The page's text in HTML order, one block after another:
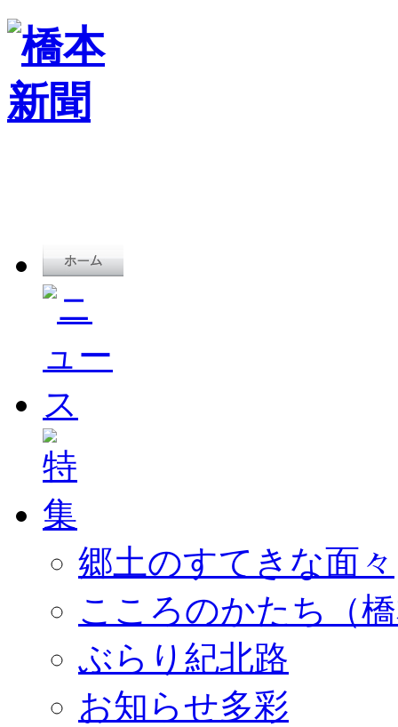
郷土のすてきな面々
こころのかたち（
ぶらり紀北路
お知らせ多彩